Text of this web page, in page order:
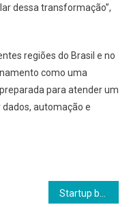
dessa transformação”,
regiões do Brasil e no
como uma
para atender um
automação e
Startup brasileira utiliza IA e IoT para evitar paradas industriais e cresce 400% em um ano